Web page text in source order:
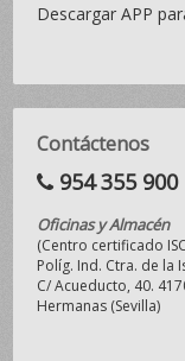
Descargar APP
Contáctenos
954 355 900
Oficinas y Almacén
(Centro certificado
Políg. Ind. Ctra. de la
C/ Acueducto, 40.
Hermanas (Sevilla)